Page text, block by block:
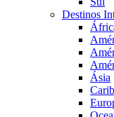
Destinos
Ásia